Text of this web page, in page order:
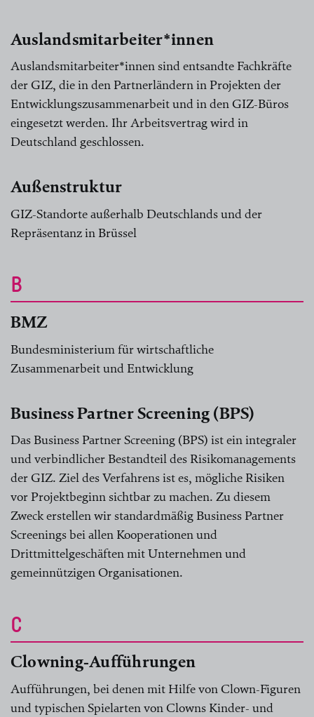
Auslandsmitarbeiter*innen
Auslandsmitarbeiter*innen sind entsandte Fachkräfte
der GIZ, die in den Partnerländern in Projekten der
Entwicklungszusammenarbeit und in den GIZ-Büros
eingesetzt werden. Ihr Arbeitsvertrag wird in
Deutschland geschlossen.
Außenstruktur
GIZ-Standorte außerhalb Deutschlands und der
Repräsentanz in Brüssel
B
BMZ
Bundesministerium für wirtschaftliche
Zusammenarbeit und Entwicklung
Business Partner Screening (BPS)
Das Business Partner Screening (BPS) ist ein integraler
und verbindlicher Bestandteil des Risikomanagements
der GIZ. Ziel des Verfahrens ist es, mögliche Risiken
vor Projektbeginn sichtbar zu machen. Zu diesem
Zweck erstellen wir standardmäßig Business Partner
Screenings bei allen Kooperationen und
Drittmittelgeschäften mit Unternehmen und
gemeinnützigen Organisationen.
C
Clowning-Aufführungen
Aufführungen, bei denen mit Hilfe von Clown-Figuren
und typischen Spielarten von Clowns Kinder- und